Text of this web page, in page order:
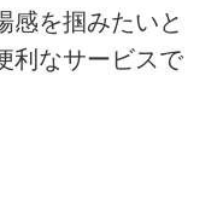
感を掴みたいと
利なサービスで